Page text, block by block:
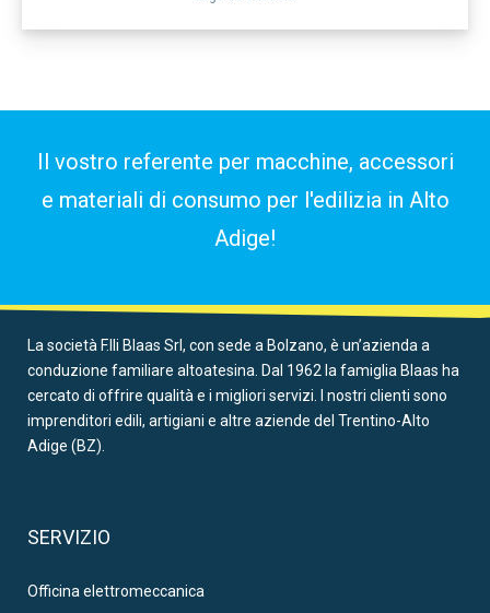
Il vostro referente per macchine, accessori
e materiali di consumo per l'edilizia in Alto
Adige!
La società F.lli Blaas Srl, con sede a Bolzano, è un’azienda a
conduzione familiare altoatesina. Dal 1962 la famiglia Blaas ha
cercato di offrire qualità e i migliori servizi. I nostri clienti sono
imprenditori edili, artigiani e altre aziende del Trentino-Alto
Adige (BZ).
SERVIZIO
Officina elettromeccanica